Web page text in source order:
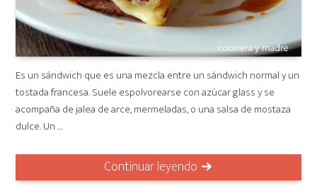
Es un sándwich que es una mezcla entre un sándwich normal y un
tostada francesa. Suele espolvorearse con azúcar glass y se
acompaña de jalea de arce, mermeladas, o una salsa de mostaza
dulce. Un …
Continuar leyendo